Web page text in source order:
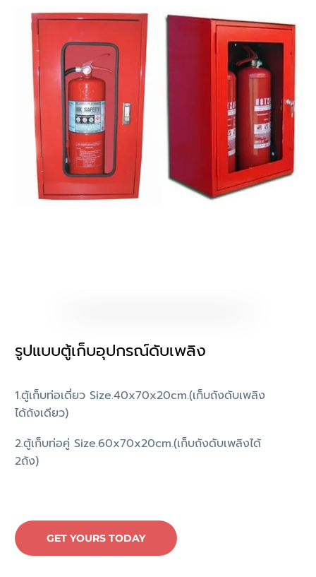
รูปแบบตู้เก็บอุปกรณ์ดับเพลิง
1.ตู้เก็บท่อเดี่ยว Size.40x70x20cm.(เก็บถังดับเพลิง
ได้ถังเดียว)
2.ตู้เก็บท่อคู่ Size.60x70x20cm.(เก็บถังดับเพลิงได้
2ถัง)
GET YOURS TODAY